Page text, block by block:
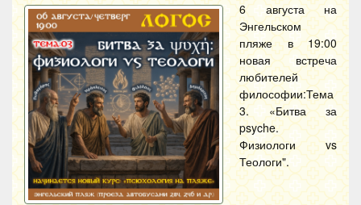
6 августа на
Энгельском
пляже в 19:00
новая встреча
любителей
философии:Тема
3. «Битва за
psyche.
Физиологи vs
Теологи".